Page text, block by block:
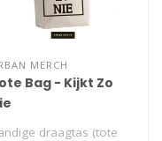
MERCH
Bag - Kijkt Zo
draagtas (tote